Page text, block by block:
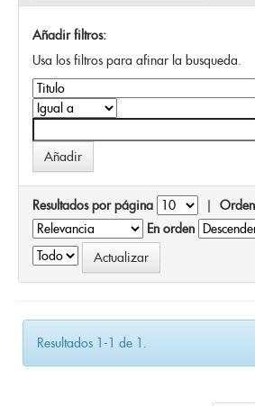
Añadir filtros:
Usa los filtros para afinar la busqueda.
Resultados por página |
En orden
Resultados 1-1 de 1.